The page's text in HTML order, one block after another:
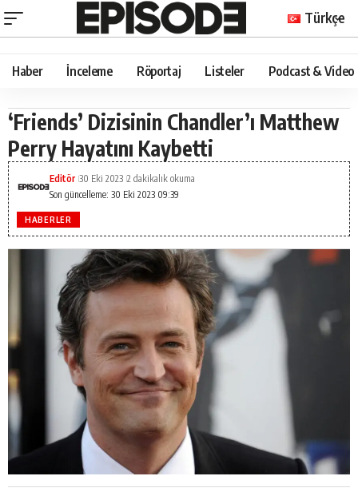
Türkçe
Haber İnceleme Röportaj Listeler Podcast & Video
‘Friends’ Dizisinin Chandler’ı Matthew
Perry Hayatını Kaybetti
Son güncelleme: 30 Eki 2023 09:39
Editör 30 Eki 2023 2 dakikalık okuma
HABERLER